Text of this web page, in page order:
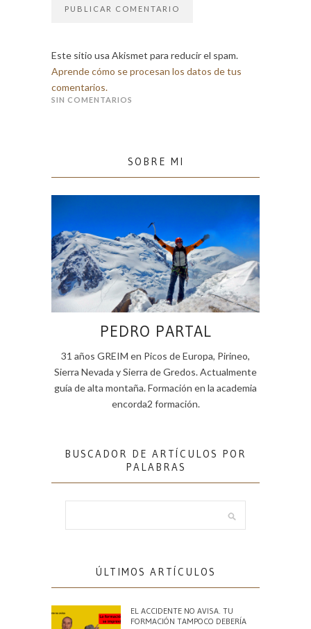
Este sitio usa Akismet para reducir el spam.
Aprende cómo se procesan los datos de tus
comentarios.
SIN COMENTARIOS
SOBRE MI
PEDRO PARTAL
31 años GREIM en Picos de Europa, Pirineo,
Sierra Nevada y Sierra de Gredos. Actualmente
guía de alta montaña. Formación en la academia
encorda2 formación.
BUSCADOR DE ARTÍCULOS POR
PALABRAS
ÚLTIMOS ARTÍCULOS
EL ACCIDENTE NO AVISA. TU
FORMACIÓN TAMPOCO DEBERÍA